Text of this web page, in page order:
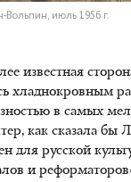
июль 1956 г.
известная
хладнокровным
в самых
как сказала бы
для русской
и